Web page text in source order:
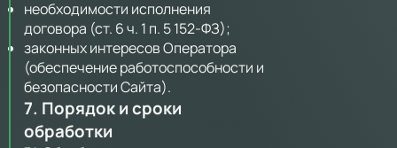
необходимости исполнения
договора (ст. 6 ч. 1 п. 5 152-ФЗ);
законных интересов Оператора
(обеспечение работоспособности и
безопасности Сайта).
7. Порядок и сроки
обработки